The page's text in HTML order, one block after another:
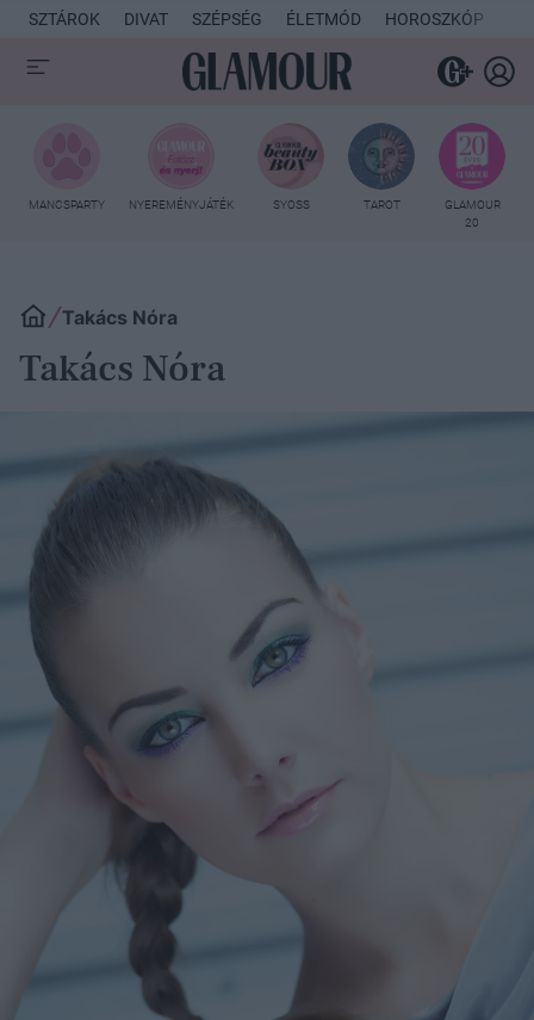
SZTÁROK DIVAT SZÉPSÉG ÉLETMÓD HOROSZKÓP
MANCSPARTY NYEREMÉNYJÁTÉK SYOSS TAROT
GLAMOUR
20
Takács Nóra
Takács Nóra